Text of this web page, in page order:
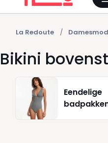
La Redoute
Bikini
Eendelige